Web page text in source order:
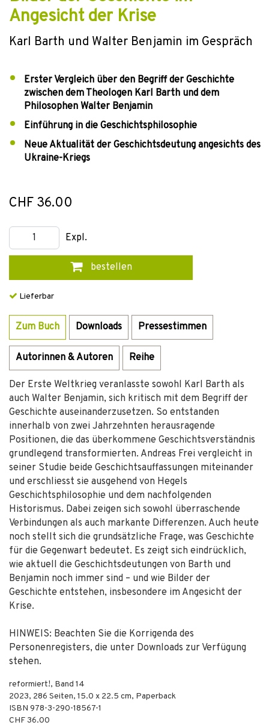
Angesicht der Krise
Karl Barth und Walter Benjamin im Gespräch
Erster Vergleich über den Begriff der Geschichte
zwischen dem Theologen Karl Barth und dem
Philosophen Walter Benjamin
Einführung in die Geschichtsphilosophie
Neue Aktualität der Geschichtsdeutung angesichts des
Ukraine-Kriegs
CHF 36.00
Expl.
bestellen
Lieferbar
Zum Buch Downloads Pressestimmen
Autorinnen & Autoren Reihe
Der Erste Weltkrieg veranlasste sowohl Karl Barth als
auch Walter Benjamin, sich kritisch mit dem Begriff der
Geschichte auseinanderzusetzen. So entstanden
innerhalb von zwei Jahrzehnten herausragende
Positionen, die das überkommene Geschichtsverständnis
grundlegend transformierten. Andreas Frei vergleicht in
seiner Studie beide Geschichtsauffassungen miteinander
und erschliesst sie ausgehend von Hegels
Geschichtsphilosophie und dem nachfolgenden
Historismus. Dabei zeigen sich sowohl überraschende
Verbindungen als auch markante Differenzen. Auch heute
noch stellt sich die grundsätzliche Frage, was Geschichte
für die Gegenwart bedeutet. Es zeigt sich eindrücklich,
wie aktuell die Geschichtsdeutungen von Barth und
Benjamin noch immer sind – und wie Bilder der
Geschichte entstehen, insbesondere im Angesicht der
Krise.
HINWEIS: Beachten Sie die Korrigenda des
Personenregisters, die unter Downloads zur Verfügung
stehen.
reformiert!, Band 14
2023, 286 Seiten, 15.0 x 22.5 cm, Paperback
ISBN 978-3-290-18567-1
CHF 36.00